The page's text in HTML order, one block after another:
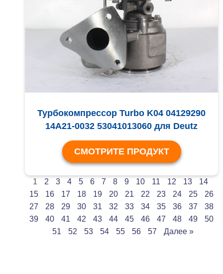
Турбокомпрессор Turbo K04 04129290
14A21-0032 53041013060 для Deutz
СМОТРИТЕ ПРОДУКТ
1 2 3 4 5 6 7 8 9 10 11 12 13
14
15
16 17 18 19 20 21 22 23 24 25
26
27
28 29 30 31 32 33 34 35 36 37
38
39
40 41 42 43 44 45 46 47 48 49
50
51
52 53 54 55 56 57 Далее »